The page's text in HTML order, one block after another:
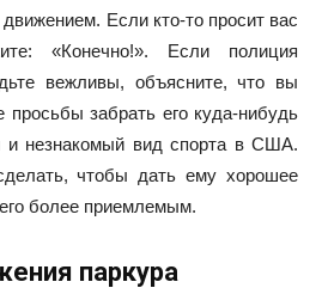
Если кто-то просит вас
«Конечно!». Если полиция
вежливы, объясните, что вы
просьбы забрать его куда-нибудь
незнакомый вид спорта в США.
чтобы дать ему хорошее
более приемлемым.
паркура